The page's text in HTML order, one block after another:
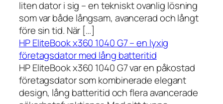
liten dator i sig – en tekniskt ovanlig lösning
som var både långsam, avancerad och långt
före sin tid. När […]
HP EliteBook x360 1040 G7 – en lyxig
företagsdator med lång batteritid
HP EliteBook x360 1040 G7 var en påkostad
företagsdator som kombinerade elegant
design, lång batteritid och flera avancerade